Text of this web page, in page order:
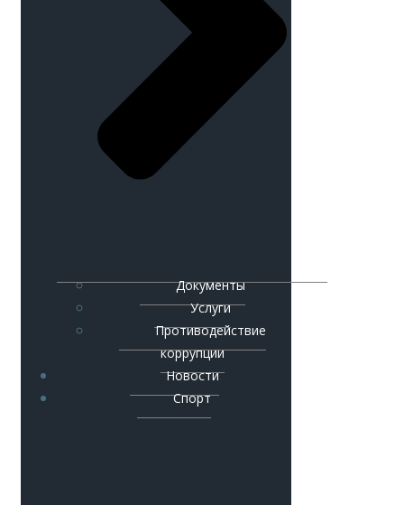
Документы
Услуги
Противодействие
коррупции
Новости
Спорт